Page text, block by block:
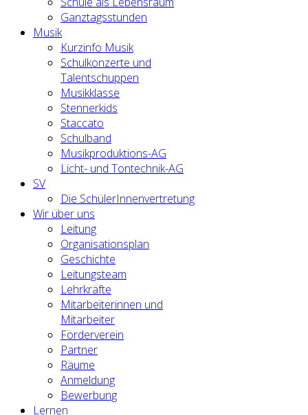
Ganztagsstunden
Musik
Kurzinfo Musik
Schulkonzerte und
Talentschuppen
Musikklasse
Stennerkids
Staccato
Schulband
Musikproduktions-AG
Licht- und Tontechnik-AG
SV
Die SchülerInnenvertretung
Wir über uns
Leitung
Organisationsplan
Geschichte
Leitungsteam
Lehrkräfte
Mitarbeiterinnen und
Mitarbeiter
Förderverein
Partner
Räume
Anmeldung
Bewerbung
Lernen